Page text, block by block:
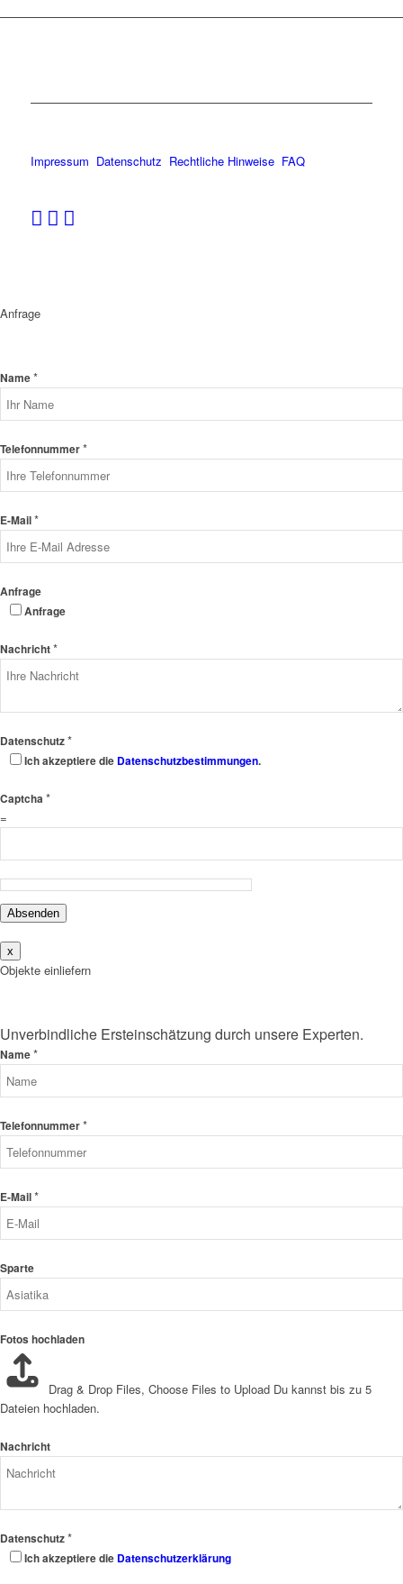
Impressum Datenschutz Rechtliche Hinweise FAQ
Anfrage
Name*
Telefonnummer*
E-Mail*
Anfrage
Anfrage
Nachricht*
Datenschutz*
Ich akzeptiere die Datenschutzbestimmungen.
Captcha *
=
Absenden
x
Objekte einliefern
Unverbindliche Ersteinschätzung durch unsere Experten.
Name*
Telefonnummer*
E-Mail*
Sparte
Fotos hochladen
Drag & Drop Files, Choose Files to Upload Du kannst bis zu 5
Dateien hochladen.
Nachricht
Datenschutz*
Ich akzeptiere die Datenschutzerklärung